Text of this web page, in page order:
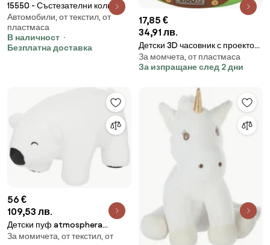
15550 - Състезателни коли -
Неон
Автомобили, от текстил, от
пластмаса
В наличност
Безплатна доставка
17,85 €
34,91 лв.
Детски 3D часовник с проектор
Lexibook Nintendo Animal
Crossing RP500AC, Аларма, 4
За момчета, от пластмаса
За изпращане след 2 дни
56 €
109,53 лв.
Детски пуф atmosphera
Princess, 60см, Бял
За момичета, от текстил, от